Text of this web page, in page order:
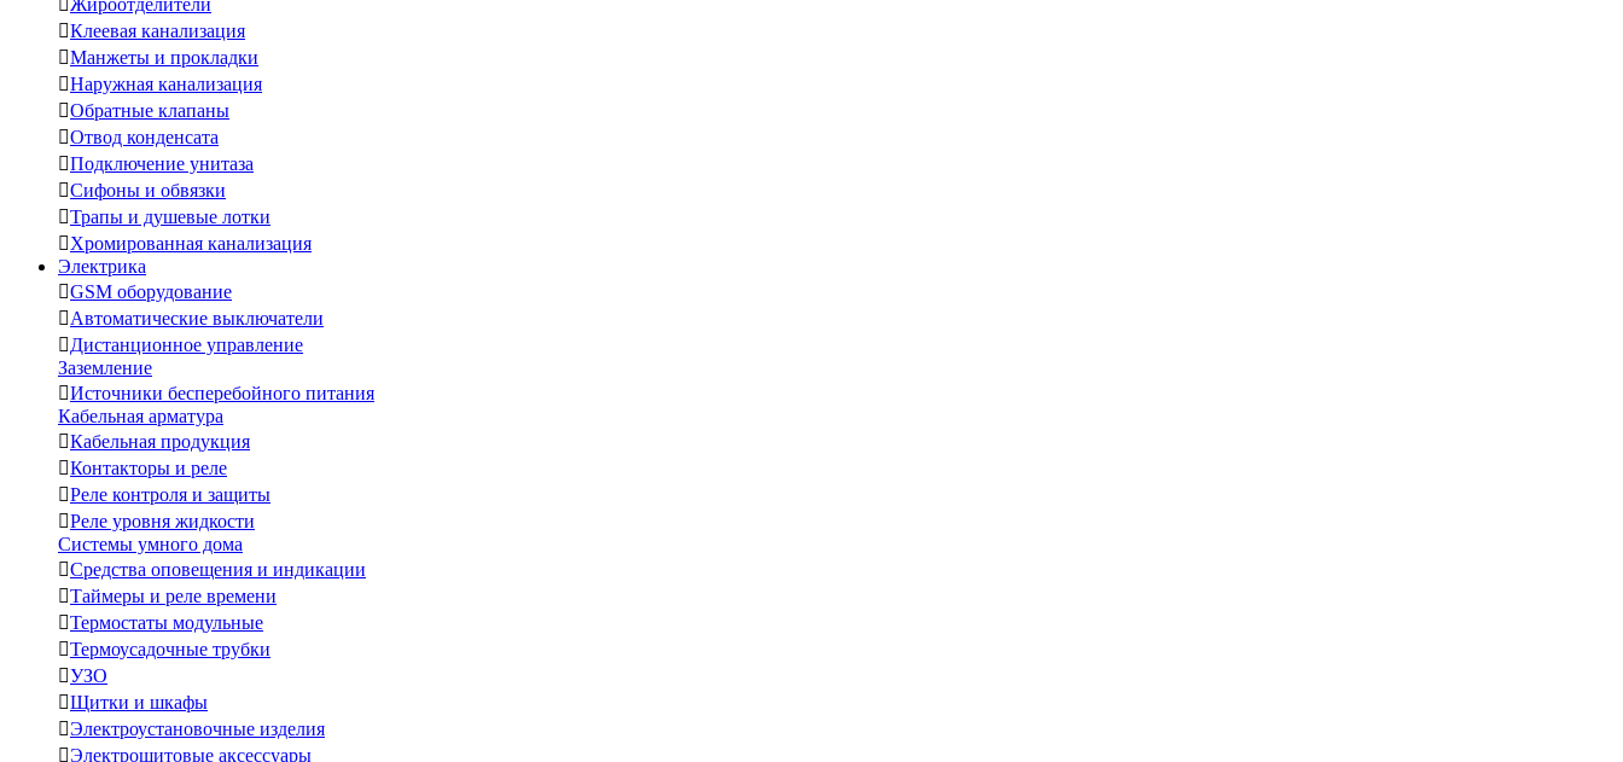
Жироотделители
Клеевая канализация
Манжеты и прокладки
Наружная канализация
Обратные клапаны
Отвод конденсата
Подключение унитаза
Сифоны и обвязки
Трапы и душевые лотки
Хромированная канализация
Электрика
GSM оборудование
Автоматические выключатели
Дистанционное управление
Заземление
Источники бесперебойного питания
Кабельная арматура
Кабельная продукция
Контакторы и реле
Реле контроля и защиты
Реле уровня жидкости
Системы умного дома
Средства оповещения и индикации
Таймеры и реле времени
Термостаты модульные
Термоусадочные трубки
УЗО
Щитки и шкафы
Электроустановочные изделия
Электрощитовые аксессуары